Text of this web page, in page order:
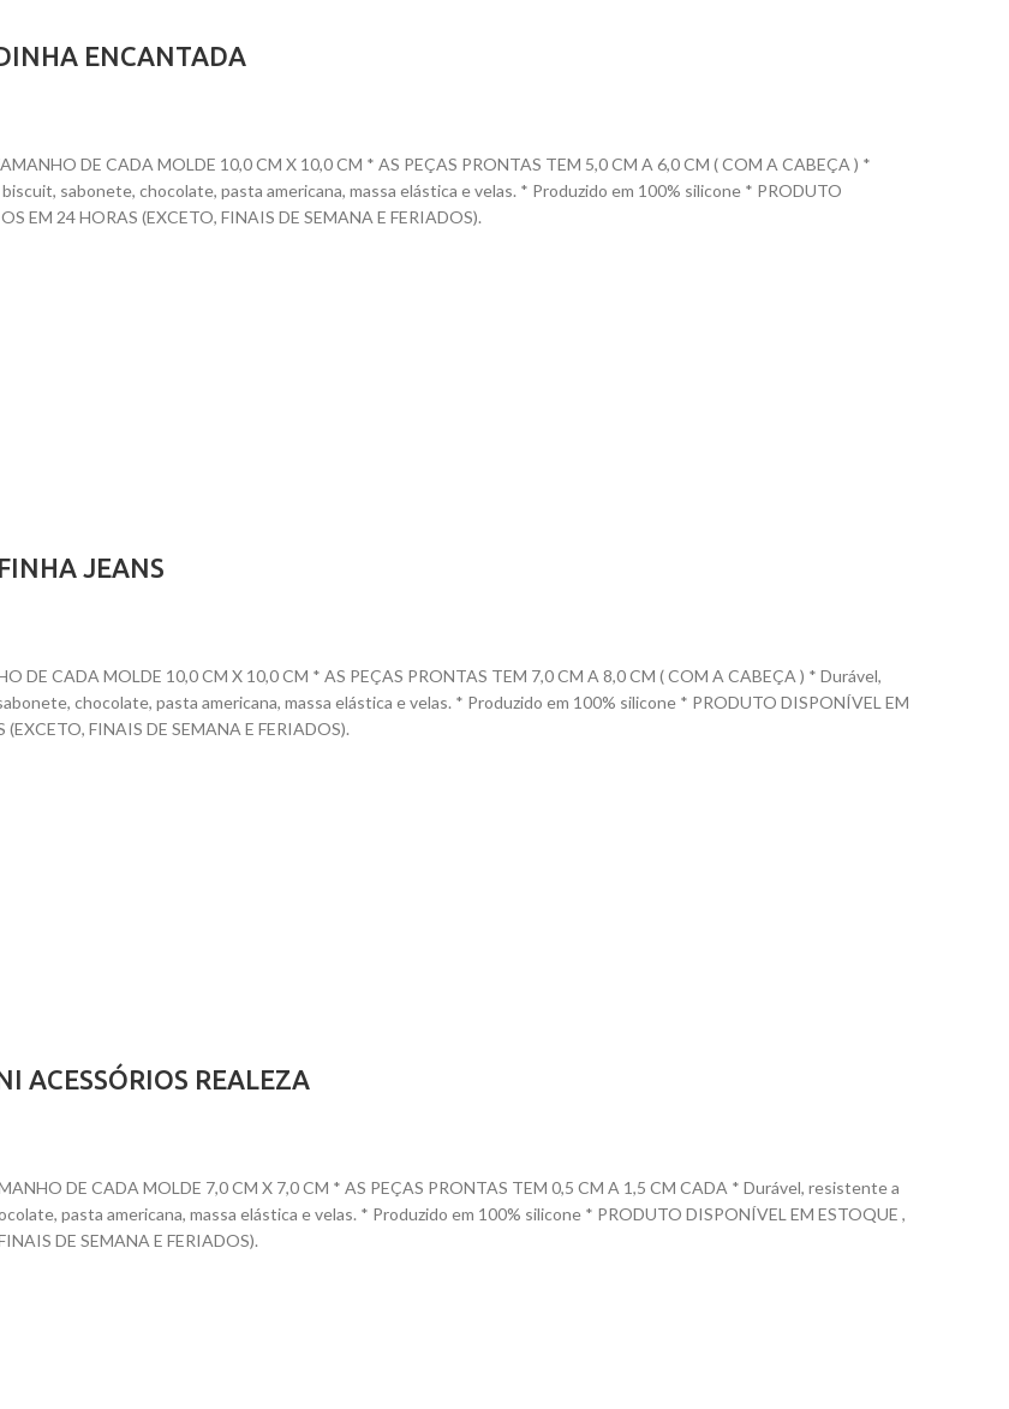
ENCANTADA
DE CADA MOLDE 10,0 CM X 10,0 CM * AS PEÇAS PRONTAS TEM 5,0 CM A 6,0 CM ( COM A CABEÇA ) *
sabonete, chocolate, pasta americana, massa elástica e velas. * Produzido em 100% silicone * PRODUTO
EM 24 HORAS (EXCETO, FINAIS DE SEMANA E FERIADOS).
JEANS
DE CADA MOLDE 10,0 CM X 10,0 CM * AS PEÇAS PRONTAS TEM 7,0 CM A 8,0 CM ( COM A CABEÇA ) * Durável,
chocolate, pasta americana, massa elástica e velas. * Produzido em 100% silicone * PRODUTO DISPONÍVEL EM
FINAIS DE SEMANA E FERIADOS).
ACESSÓRIOS REALEZA
DE CADA MOLDE 7,0 CM X 7,0 CM * AS PEÇAS PRONTAS TEM 0,5 CM A 1,5 CM CADA * Durável, resistente a
pasta americana, massa elástica e velas. * Produzido em 100% silicone * PRODUTO DISPONÍVEL EM ESTOQUE ,
DE SEMANA E FERIADOS).